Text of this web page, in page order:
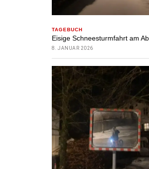
TAGEBUCH
Eisige Schneesturmfahrt am
8. JANUAR 2026